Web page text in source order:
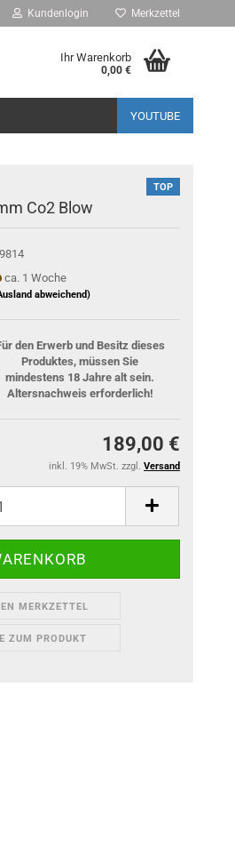
Kundenlogin Merkzettel
Ihr Warenkorb
0,00 €
YOUTUBE
TOP
Co2 Blow
ca. 1 Woche
abweichend)
den Erwerb und Besitz dieses
Produktes, müssen Sie
mindestens 18 Jahre alt sein.
Altersnachweis erforderlich!
189,00 €
inkl. 19% MwSt. zzgl. Versand
MERKZETTEL
ZUM PRODUKT